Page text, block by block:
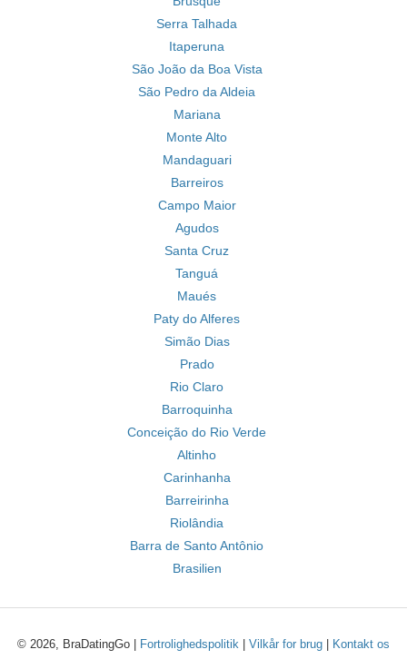
Serra Talhada
Itaperuna
São João da Boa Vista
São Pedro da Aldeia
Mariana
Monte Alto
Mandaguari
Barreiros
Campo Maior
Agudos
Santa Cruz
Tanguá
Maués
Paty do Alferes
Simão Dias
Prado
Rio Claro
Barroquinha
Conceição do Rio Verde
Altinho
Carinhanha
Barreirinha
Riolândia
Barra de Santo Antônio
Brasilien
© 2026, BraDatingGo | Fortrolighedspolitik Vilkår for brug Kontakt os